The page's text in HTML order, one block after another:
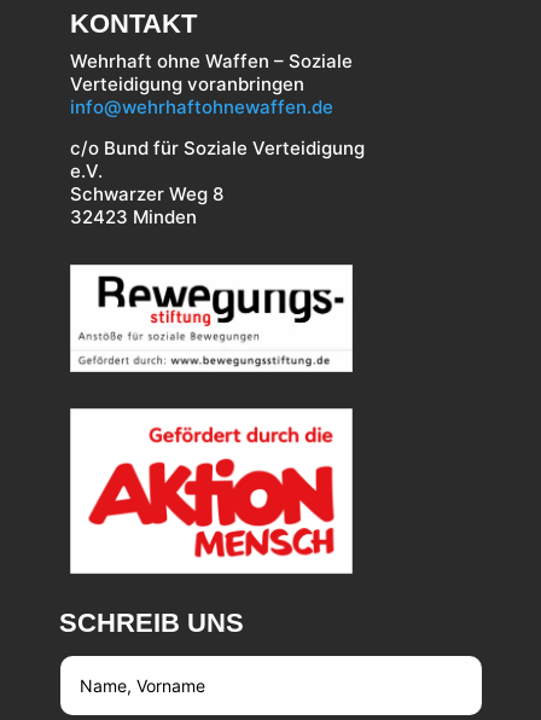
KONTAKT
Wehrhaft ohne Waffen – Soziale
Verteidigung voranbringen
info@wehrhaftohnewaffen.de
c/o Bund für Soziale Verteidigung
e.V.
Schwarzer Weg 8
32423 Minden
SCHREIB UNS